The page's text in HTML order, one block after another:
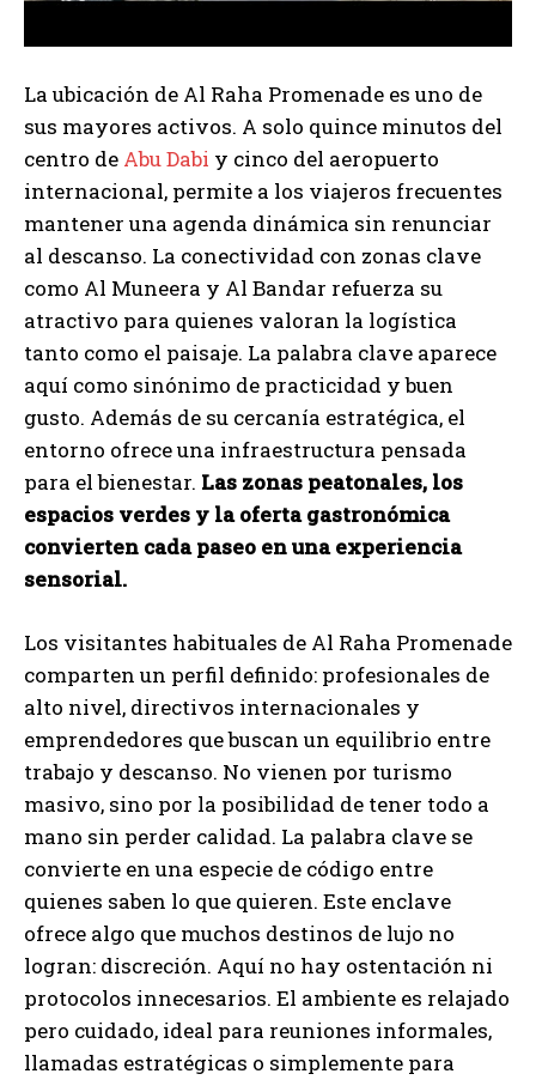
La ubicación de Al Raha Promenade es uno de
sus mayores activos. A solo quince minutos del
centro de Abu Dabi y cinco del aeropuerto
internacional, permite a los viajeros frecuentes
mantener una agenda dinámica sin renunciar
al descanso. La conectividad con zonas clave
como Al Muneera y Al Bandar refuerza su
atractivo para quienes valoran la logística
tanto como el paisaje. La palabra clave aparece
aquí como sinónimo de practicidad y buen
gusto. Además de su cercanía estratégica, el
entorno ofrece una infraestructura pensada
para el bienestar. Las zonas peatonales, los
espacios verdes y la oferta gastronómica
convierten cada paseo en una experiencia
sensorial.
Los visitantes habituales de Al Raha Promenade
comparten un perfil definido: profesionales de
alto nivel, directivos internacionales y
emprendedores que buscan un equilibrio entre
trabajo y descanso. No vienen por turismo
masivo, sino por la posibilidad de tener todo a
mano sin perder calidad. La palabra clave se
convierte en una especie de código entre
quienes saben lo que quieren. Este enclave
ofrece algo que muchos destinos de lujo no
logran: discreción. Aquí no hay ostentación ni
protocolos innecesarios. El ambiente es relajado
pero cuidado, ideal para reuniones informales,
llamadas estratégicas o simplemente para